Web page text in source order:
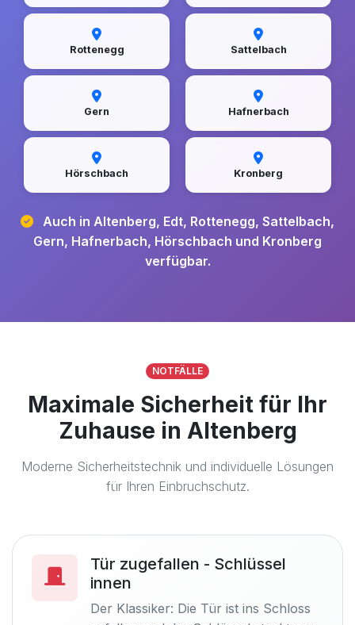
Rottenegg Sattelbach
Gern Hafnerbach
Hörschbach Kronberg
Auch in Altenberg, Edt, Rottenegg, Sattelbach,
Gern, Hafnerbach, Hörschbach und Kronberg
verfügbar.
NOTFÄLLE
Maximale Sicherheit für Ihr
Zuhause in Altenberg
Moderne Sicherheitstechnik und individuelle Lösungen
für Ihren Einbruchschutz.
Tür zugefallen - Schlüssel
innen
Der Klassiker: Die Tür ist ins Schloss